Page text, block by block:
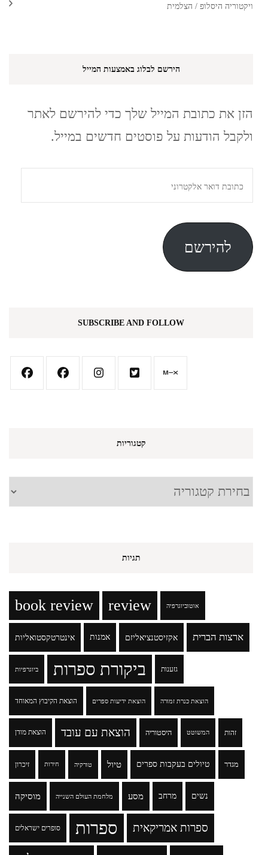
ויקטוריה היסלופ / הצלמית
הירשם לבלוג באמצעות המייל
הזן את כתובת המייל שלך כדי להירשם לאתר
ולקבל הודעות על פוסטים חדשים במייל.
דואר
אלקטרוני
להירשם
SUBSCRIBE AND FOLLOW
קטגוריות
קטגוריות
תגיות
book review review אוטוביוגרפיה
אינטרטקסטואליות אמנות אקזיסטנציאליזם ארצות הברית
ביוגרפיות ביקורת ספרות גזענות
הוצאת הקיבוץ המאוחד הוצאת ידיעות ספרים הוצאת כנרת זמורה
הוצאת מודן הוצאת עם עובד היסטוריה המשוטט זהות
זיכרון חירות טורקיה טיול טיולים בעקבות ספרים מגדר
מוסיקה מלחמת העולם השנייה מסע מרחב נשים
סופרים ישראלים ספרות ספרות אמריקאית